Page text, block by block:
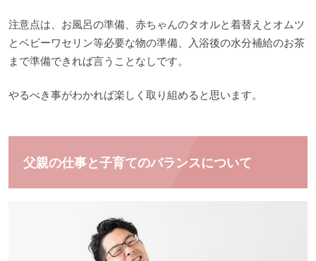
注意点は、お風呂の準備、赤ちゃんのタオルと着替えとオムツ
とベビーワセリン等必要な物の準備、入浴後の水分補給のお茶
まで準備できれば言うことなしです。
やるべき事がわかれば楽しく取り組めると思います。
父親の仕事と子育てのバランスについて